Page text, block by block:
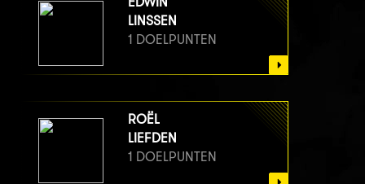
LINSSEN
1 DOELPUNTEN
ROËL
LIEFDEN
1 DOELPUNTEN